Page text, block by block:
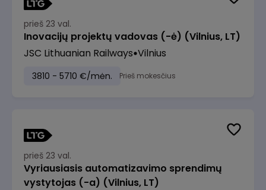
prieš 23 val.
Inovacijų projektų vadovas (-ė) (Vilnius, LT)
JSC Lithuanian Railways Vilnius
3810 - 5710 €/mėn. Prieš mokesčius
prieš 23 val.
Vyriausiasis automatizavimo sprendimų
vystytojas (-a) (Vilnius, LT)